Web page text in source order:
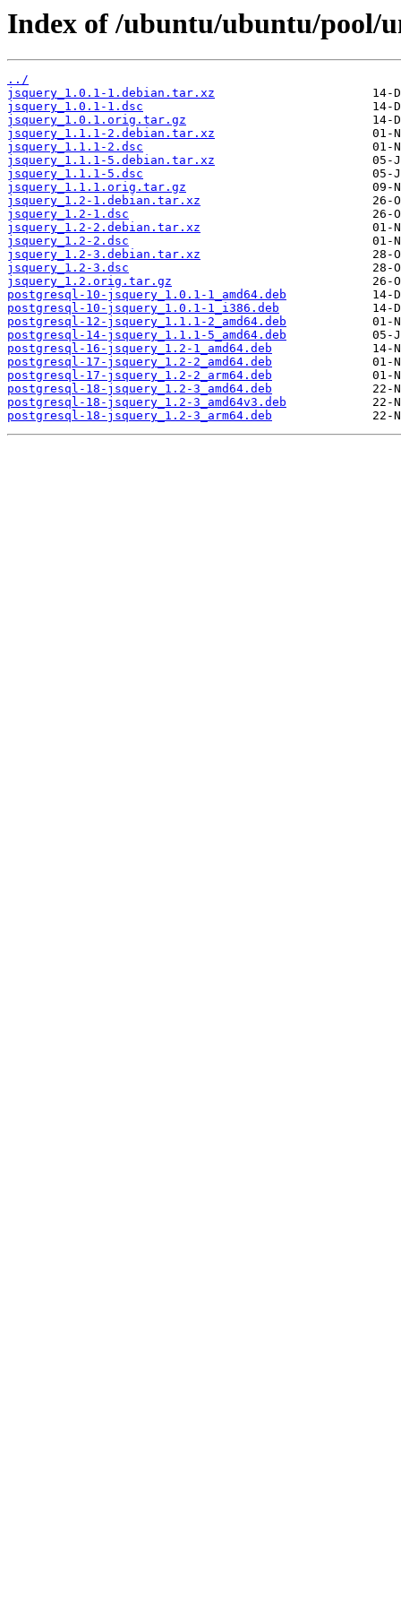
Index of /ubuntu/ubuntu/pool/
../
jsquery_1.0.1-1.debian.tar.xz
jsquery_1.0.1-1.dsc
jsquery_1.0.1.orig.tar.gz
jsquery_1.1.1-2.debian.tar.xz
jsquery_1.1.1-2.dsc
jsquery_1.1.1-5.debian.tar.xz
jsquery_1.1.1-5.dsc
jsquery_1.1.1.orig.tar.gz
jsquery_1.2-1.debian.tar.xz
jsquery_1.2-1.dsc
jsquery_1.2-2.debian.tar.xz
jsquery_1.2-2.dsc
jsquery_1.2-3.debian.tar.xz
jsquery_1.2-3.dsc
jsquery_1.2.orig.tar.gz
postgresql-10-jsquery_1.0.1-1_amd64.deb
postgresql-10-jsquery_1.0.1-1_i386.deb
postgresql-12-jsquery_1.1.1-2_amd64.deb
postgresql-14-jsquery_1.1.1-5_amd64.deb
postgresql-16-jsquery_1.2-1_amd64.deb
postgresql-17-jsquery_1.2-2_amd64.deb
postgresql-17-jsquery_1.2-2_arm64.deb
postgresql-18-jsquery_1.2-3_amd64.deb
postgresql-18-jsquery_1.2-3_amd64v3.deb
postgresql-18-jsquery_1.2-3_arm64.deb